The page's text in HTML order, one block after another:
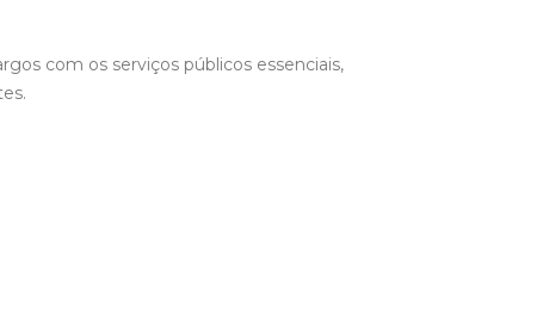
com os serviços públicos essenciais,